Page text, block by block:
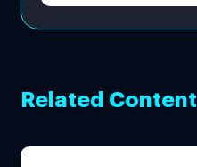
Related Content